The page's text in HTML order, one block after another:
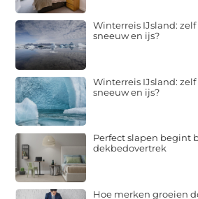
Winterreis IJsland:
sneeuw en ijs?
Winterreis IJsland:
sneeuw en ijs?
Perfect slapen begint
dekbedovertrek
Hoe merken groeien